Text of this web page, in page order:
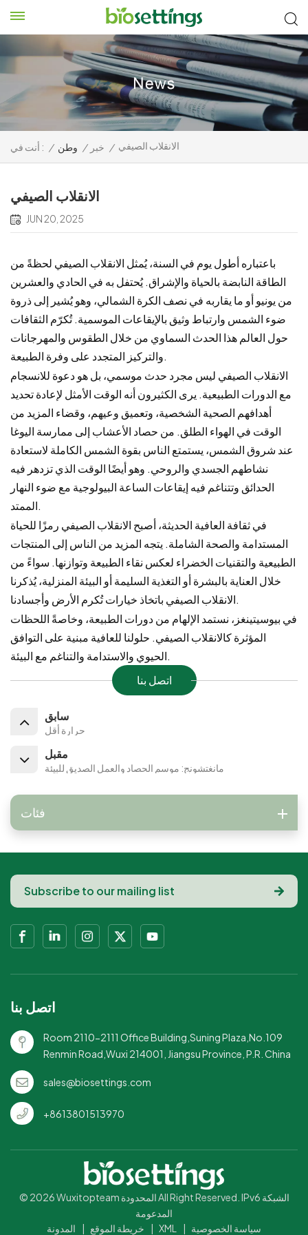
أنت في : / وطن / خبر / الانقلاب الصيفي
الانقلاب الصيفي
JUN 20, 2025
باعتباره أطول يوم في السنة، يُمثل الانقلاب الصيفي لحظةً من
الطاقة النابضة بالحياة والإشراق. يُحتفل به في الحادي والعشرين
من يونيو أو ما يقاربه في نصف الكرة الشمالي، وهو يُشير إلى ذروة
ضوء الشمس وارتباط وثيق بالإيقاعات الموسمية. تُكرّم الثقافات
حول العالم هذا الحدث السماوي من خلال الطقوس والمهرجانات
والتركيز المتجدد على وفرة الطبيعة.
الانقلاب الصيفي ليس مجرد حدث موسمي، بل هو دعوة للانسجام
مع الدورات الطبيعية. يرى الكثيرون أنه الوقت الأمثل لإعادة تحديد
أهدافهم الصحية الشخصية، وتعميق وعيهم، وقضاء المزيد من
الوقت في الهواء الطلق. من حصاد الأعشاب إلى ممارسة اليوغا
عند شروق الشمس، يستمتع الناس بقوة الشمس الكاملة لاستعادة
نشاطهم الجسدي والروحي. وهو أيضًا الوقت الذي تزدهر فيه
الحدائق وتتناغم فيه إيقاعات الساعة البيولوجية مع ضوء النهار
الممتد.
في ثقافة العافية الحديثة، أصبح الانقلاب الصيفي رمزًا للحياة
المستدامة والصحة الشاملة. يتجه المزيد من الناس إلى المنتجات
الطبيعية والتقنيات الخضراء لعكس نقاء الطبيعة وتوازنها. سواءً من
خلال العناية بالبشرة أو التغذية السليمة أو البيئة المنزلية، يُذكرنا
الانقلاب الصيفي باتخاذ خيارات تُكرم الأرض وأجسادنا.
في بيوسيتينغز، نستمد الإلهام من دورات الطبيعة، وخاصةً اللحظات
المؤثرة كالانقلاب الصيفي. حلولنا للعافية مبنية على التوافق
الحيوي والاستدامة والتناغم مع البيئة.
اتصل بنا
سابق
حرارة أقل
مقبل
مانغتشونج: موسم الحصاد والعمل الصديق للبيئة
فئات
اتصل بنا
Room 2110-2111 Office Building,Suning Plaza,No.109
Renmin Road,Wuxi 214001, Jiangsu Province, P.R. China
sales@biosettings.com
+8613801513970
© 2026 Wuxitopteam المحدودة All Right Reserved. IPv6 الشبكة
المدعومة
المدونة
| خريطة الموقع | XML | سياسة الخصوصية